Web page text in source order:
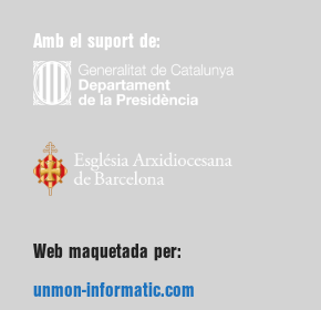
Amb el suport de:
Web maquetada per:
unmon-informatic.com